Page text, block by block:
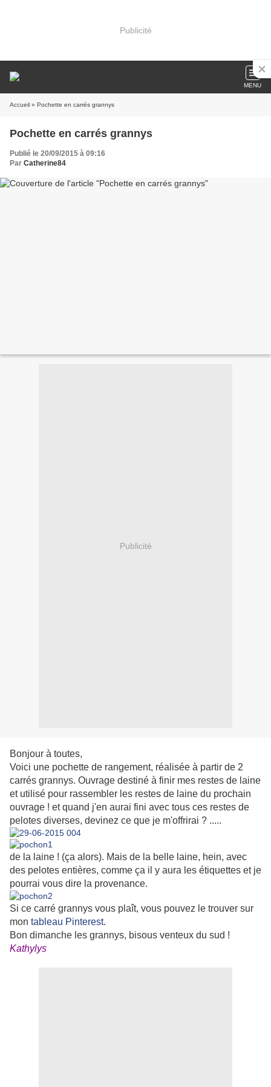
Publicité
MENU
Accueil » Pochette en carrés grannys
Pochette en carrés grannys
Publié le 20/09/2015 à 09:16
Par Catherine84
Publicité
Bonjour à toutes,
Voici une pochette de rangement, réalisée à partir de 2
carrés grannys. Ouvrage destiné à finir mes restes de laine
et utilisé pour rassembler les restes de laine du prochain
ouvrage ! et quand j'en aurai fini avec tous ces restes de
pelotes diverses, devinez ce que je m'offrirai ? .....
de la laine ! (ça alors). Mais de la belle laine, hein, avec
des pelotes entières, comme ça il y aura les étiquettes et je
pourrai vous dire la provenance.
Si ce carré grannys vous plaît, vous pouvez le trouver sur
mon tableau Pinterest.
Bon dimanche les grannys, bisous venteux du sud !
Kathylys